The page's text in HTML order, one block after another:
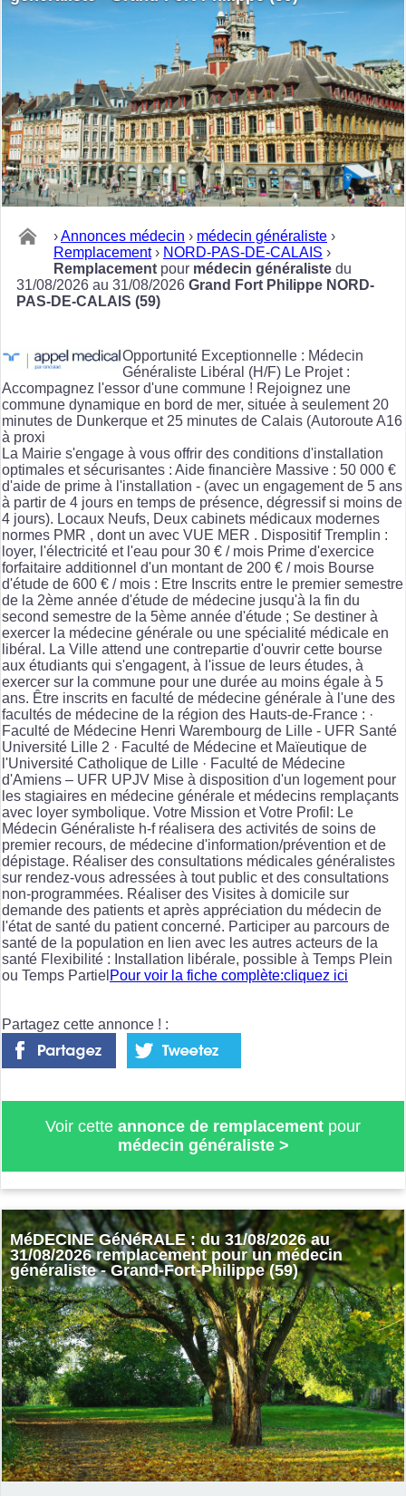
›Annonces médecin › médecin généraliste ›
Remplacement › NORD-PAS-DE-CALAIS ›
Remplacement pour médecin généraliste du
31/08/2026 au 31/08/2026 Grand Fort Philippe NORD-
PAS-DE-CALAIS (59)
Opportunité Exceptionnelle : Médecin
Généraliste Libéral (H/F) Le Projet :
Accompagnez l'essor d'une commune ! Rejoignez une
commune dynamique en bord de mer, située à seulement 20
minutes de Dunkerque et 25 minutes de Calais (Autoroute A16
à proxi
La Mairie s'engage à vous offrir des conditions d'installation
optimales et sécurisantes : Aide financière Massive : 50 000 €
d'aide de prime à l'installation - (avec un engagement de 5 ans
à partir de 4 jours en temps de présence, dégressif si moins de
4 jours). Locaux Neufs, Deux cabinets médicaux modernes
normes PMR , dont un avec VUE MER . Dispositif Tremplin :
loyer, l'électricité et l'eau pour 30 € / mois Prime d'exercice
forfaitaire additionnel d'un montant de 200 € / mois Bourse
d'étude de 600 € / mois : Etre Inscrits entre le premier semestre
de la 2ème année d'étude de médecine jusqu'à la fin du
second semestre de la 5ème année d'étude ; Se destiner à
exercer la médecine générale ou une spécialité médicale en
libéral. La Ville attend une contrepartie d'ouvrir cette bourse
aux étudiants qui s'engagent, à l'issue de leurs études, à
exercer sur la commune pour une durée au moins égale à 5
ans. Être inscrits en faculté de médecine générale à l'une des
facultés de médecine de la région des Hauts-de-France : ·
Faculté de Médecine Henri Warembourg de Lille - UFR Santé
Université Lille 2 · Faculté de Médecine et Maïeutique de
l'Université Catholique de Lille · Faculté de Médecine
d'Amiens – UFR UPJV Mise à disposition d'un logement pour
les stagiaires en médecine générale et médecins remplaçants
avec loyer symbolique. Votre Mission et Votre Profil: Le
Médecin Généraliste h-f réalisera des activités de soins de
premier recours, de médecine d'information/prévention et de
dépistage. Réaliser des consultations médicales généralistes
sur rendez-vous adressées à tout public et des consultations
non-programmées. Réaliser des Visites à domicile sur
demande des patients et après appréciation du médecin de
l'état de santé du patient concerné. Participer au parcours de
santé de la population en lien avec les autres acteurs de la
santé Flexibilité : Installation libérale, possible à Temps Plein
ou Temps Partiel Pour voir la fiche complète:cliquez ici
Partagez cette annonce ! :
Voir cette annonce de remplacement pour
médecin généraliste>
MéDECINE GéNéRALE : du 31/08/2026 au
31/08/2026 remplacement pour un médecin
généraliste - Grand-Fort-Philippe (59)